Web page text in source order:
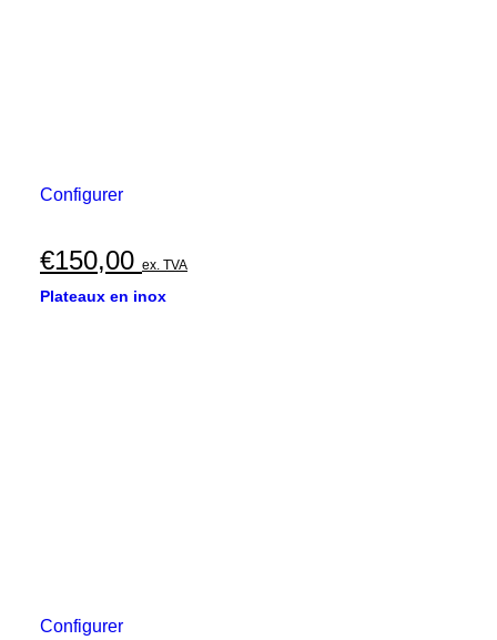
Configurer
€150,00 ex. TVA
Plateaux en inox
Configurer